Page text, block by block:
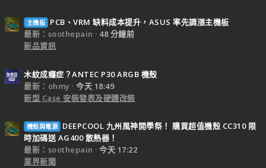
主機板
PCB、VRM 缺料成本提升，ASUS 率先調漲主機板
最新：soothepain
48 分鐘前
新品資訊
木紋成癮症？ANTEC P30 ARGB 機殼
最新：ohmy
今天 18:49
新型 Case 安裝發表及硬體改裝
機殼與電源
DEEPCOOL 九州風神開學祭！ 購買超值機殼 CC310 限
時加碼送 AG400 散熱器！
最新：soothepain
今天 17:22
業界新聞